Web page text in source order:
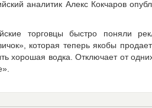
аналитик Алекс Кокчаров
торговцы быстро поняли
которая теперь якобы
хорошая водка. Отключает от